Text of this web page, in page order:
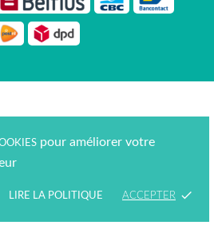
pour améliorer votre
LIRE LA POLITIQUE ACCEPTER done